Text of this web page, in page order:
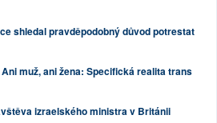
shledal pravděpodobný důvod potrestat
Ani muž, ani žena: Specifická realita trans
izraelského ministra v Británii